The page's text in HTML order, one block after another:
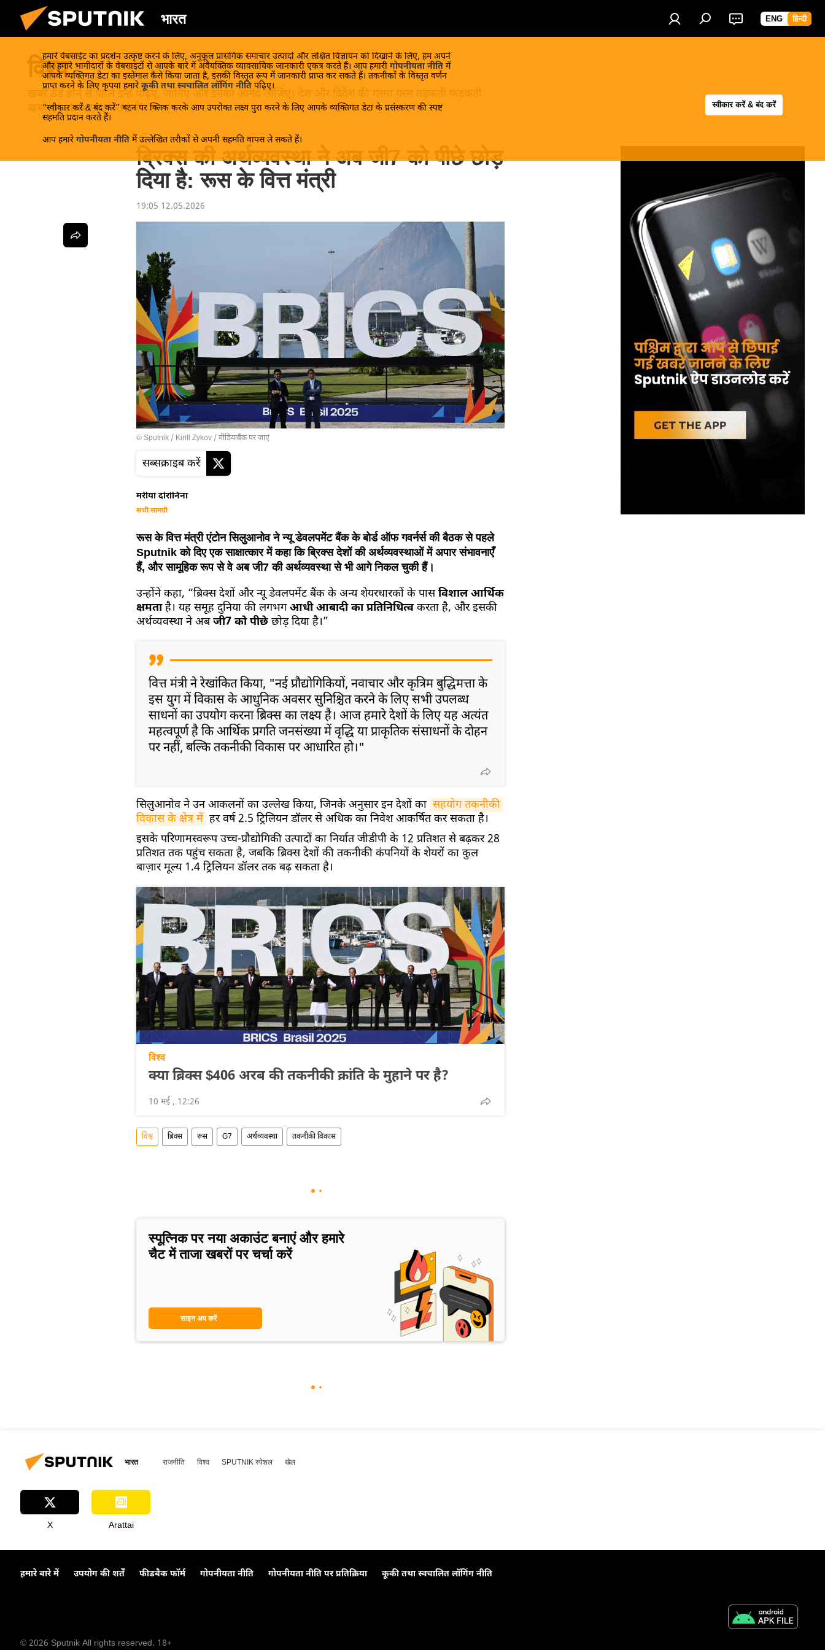
भारत ENG हिन्दी
हमारे वेबसाईट का प्रदर्शन उत्कृष्ट करने के लिए, अनुकूल प्रासंगिक समाचार उत्पादों और लक्षित विज्ञापन को दिखाने के लिए, हम अपने
और हमारे भागीदारों के वेबसाइटों से आपके बारे में अवैयक्तिक व्यावसायिक जानकारी एकत्र करते हैं। आप हमारी गोपनीयता नीति में
आपके व्यक्तिगत डेटा का इस्तेमाल कैसे किया जाता है, इसकी विस्तृत रूप में जानकारी प्राप्त कर सकते हैं। तकनीकों के विस्तृत वर्णन
प्राप्त करने के लिए कृपया हमारे कूकी तथा स्वचालित लॉगिंग नीति पढ़िए।
“स्वीकार करें & बंद करें” बटन पर क्लिक करके आप उपरोक्त लक्ष्य पुरा करने के लिए आपके व्यक्तिगत डेटा के प्रसंस्करण की स्पष्ट
सहमति प्रदान करते हैं।
आप हमारे गोपनीयता नीति में उल्लेखित तरीकों से अपनी सहमति वापस ले सकते हैं।
स्वीकार करें & बंद करें
विश्व
खबरें ठंडे होने से पहले इन्हें पढ़िए, जानिए और इनका आनंद लीजिए। देश और विदेश की गरमा गरम तड़कती फड़कती
खबरें Sputnik पर प्राप्त करें!
ब्रिक्स की अर्थव्यवस्था ने अब जी7 को पीछे छोड़
दिया है: रूस के वित्त मंत्री
19:05 12.05.2026
© Sputnik / Kirill Zykov /मीडियाबैंक पर जाएं
सब्सक्राइब करें
मरीया दोरोनिना
सभी सामग्री
रूस के वित्त मंत्री एंटोन सिलुआनोव ने न्यू डेवलपमेंट बैंक के बोर्ड ऑफ गवर्नर्स की बैठक से पहले
Sputnik को दिए एक साक्षात्कार में कहा कि ब्रिक्स देशों की अर्थव्यवस्थाओं में अपार संभावनाएँ
हैं, और सामूहिक रूप से वे अब जी7 की अर्थव्यवस्था से भी आगे निकल चुकी हैं।
उन्होंने कहा, “ब्रिक्स देशों और न्यू डेवलपमेंट बैंक के अन्य शेयरधारकों के पासविशाल आर्थिक
क्षमताहै। यह समूह दुनिया की लगभगआधी आबादी का प्रतिनिधित्वकरता है, और इसकी
अर्थव्यवस्था ने अबजी7 को पीछे छोड़ दिया है।”
वित्त मंत्री ने रेखांकित किया, "नई प्रौद्योगिकियों, नवाचार और कृत्रिम बुद्धिमत्ता के
इस युग में विकास के आधुनिक अवसर सुनिश्चित करने के लिए सभी उपलब्ध
साधनों का उपयोग करना ब्रिक्स का लक्ष्य है। आज हमारे देशों के लिए यह अत्यंत
महत्वपूर्ण है कि आर्थिक प्रगति जनसंख्या में वृद्धि या प्राकृतिक संसाधनों के दोहन
पर नहीं, बल्कि तकनीकी विकास पर आधारित हो।"
सिलुआनोव ने उन आकलनों का उल्लेख किया, जिनके अनुसार इन देशों का सहयोग तकनीकी
विकास के क्षेत्र में हर वर्ष 2.5 ट्रिलियन डॉलर से अधिक का निवेश आकर्षित कर सकता है।
इसके परिणामस्वरूप उच्च-प्रौद्योगिकी उत्पादों का निर्यात जीडीपी के 12 प्रतिशत से बढ़कर 28
प्रतिशत तक पहुंच सकता है, जबकि ब्रिक्स देशों की तकनीकी कंपनियों के शेयरों का कुल
बाज़ार मूल्य 1.4 ट्रिलियन डॉलर तक बढ़ सकता है।
विश्व
क्या ब्रिक्स $406 अरब की तकनीकी क्रांति के मुहाने पर है?
10 मई , 12:26
विश्व ब्रिक्स रूस G7 अर्थव्यवस्था तकनीकी विकास
स्पूत्निक पर नया अकाउंट बनाएं और हमारे
चैट में ताजा खबरों पर चर्चा करें
साइन अप करें
भारत राजनीति विश्व SPUTNIK स्पेशल खेल
X Arattai
हमारे बारे में उपयोग की शर्तें फीडबैक फॉर्म गोपनीयता नीति गोपनीयता नीति पर प्रतिक्रिया कूकी तथा स्वचालित लॉगिंग नीति
© 2026 Sputnik All rights reserved. 18+